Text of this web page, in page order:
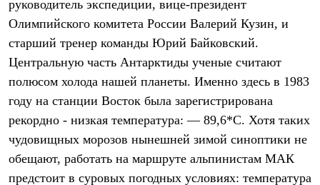
Среднее термобелье
Легкое термобелье
Флисовая одежда
Куртки
Брюки
Детская одежда
Комбинезоны
Куртки
Брюки
Утепленная синтетикой
Комбинезоны
Куртки
руководитель экспедиции, вице-президент
Олимпийского комитета России Валерий Кузин, и
старший тренер команды Юрий Байковский.
Центральную часть Антарктиды ученые считают
полюсом холода нашей планеты. Именно здесь в 1983
году на станции Восток была зарегистрирована
рекордно - низкая температура: — 89,6*С. Хотя таких
чудовищных морозов нынешней зимой синоптики не
обещают, работать на маршруте альпинистам МАК
предстоит в суровых погодных условиях: температура